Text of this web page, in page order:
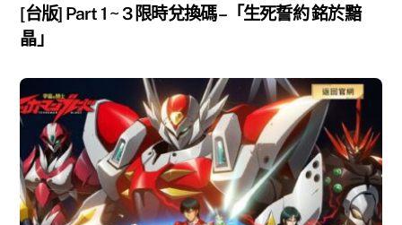
[台版] Part 1 ~ 3 限時兌換碼 –「生死誓約 銘於黯
晶」